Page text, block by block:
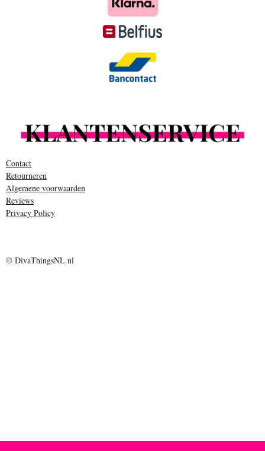
Contact
Retourneren
Algemene voorwaarden
Reviews
Privacy Policy
© DivaThingsNL.nl